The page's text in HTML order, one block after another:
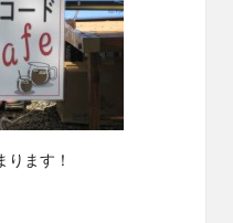
ります！